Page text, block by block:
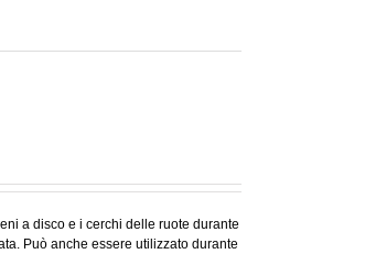
a disco e i cerchi delle ruote durante
Può anche essere utilizzato durante